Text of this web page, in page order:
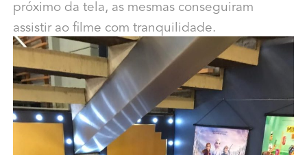
próximo da tela, as mesmas conseguiram
assistir ao filme com tranquilidade.